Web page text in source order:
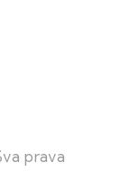
prava